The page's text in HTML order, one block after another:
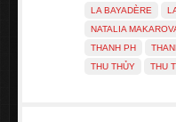
LA BAYADÈRE
NATALIA
THANH PH
THU THỦY
THU